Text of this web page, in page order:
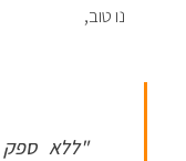
נו טוב,
"ללא ספק